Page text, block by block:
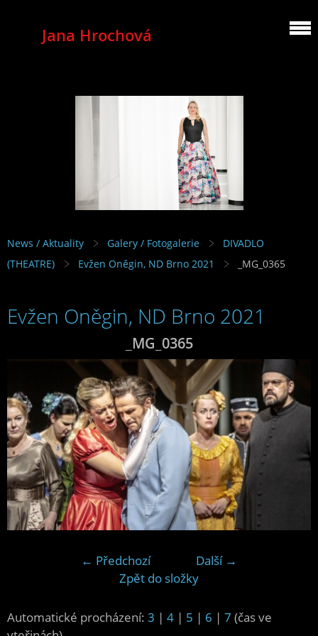
Jana Hrochová
MEZZOSOPRANO
News / Aktuality Galery / Fotogalerie
DIVADLO
(THEATRE)
Evžen Oněgin, ND Brno 2021 _MG_0365
Evžen Oněgin, ND Brno 2021
_MG_0365
← Předchozí
Další →
Zpět do složky
Automatické procházení: 3 | 4 | 5 | 6 | 7 (čas ve